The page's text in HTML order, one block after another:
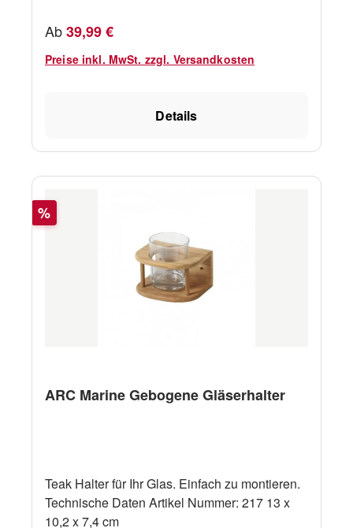
Regulärer Preis:
Ab39,99 €
Preise inkl. MwSt. zzgl. Versandkosten
Details
Rabatt
%
ARC Marine Gebogene Gläserhalter
Teak Halter für Ihr Glas. Einfach zu montieren.
Technische Daten Artikel Nummer: 217 13 x
10,2 x 7,4 cm